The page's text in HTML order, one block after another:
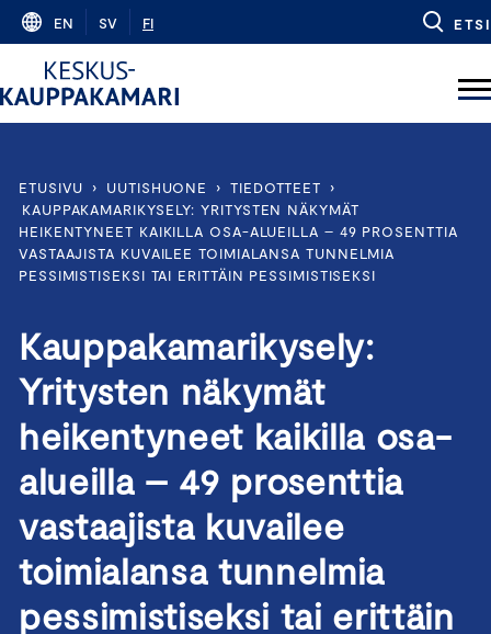
Skip
content
EN SV FI ETSI
ETUSIVU › UUTISHUONE › TIEDOTTEET
›
KAUPPAKAMARIKYSELY: YRITYSTEN NÄKYMÄT
HEIKENTYNEET KAIKILLA OSA-ALUEILLA – 49 PROSENTTIA
VASTAAJISTA KUVAILEE TOIMIALANSA TUNNELMIA
PESSIMISTISEKSI TAI ERITTÄIN PESSIMISTISEKSI
Kauppakamarikysely:
Yritysten näkymät
heikentyneet kaikilla osa-
alueilla – 49 prosenttia
vastaajista kuvailee
toimialansa tunnelmia
pessimistiseksi tai erittäin